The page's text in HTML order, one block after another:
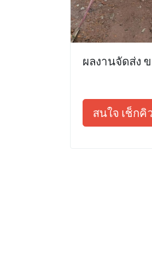
ผลงานจัดส่ง
สนใจ เช็กคิ